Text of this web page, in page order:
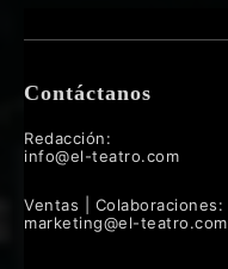
Contáctanos
Redacción:
info@el-teatro.com
Ventas | Colaboraciones:
marketing@el-teatro.com